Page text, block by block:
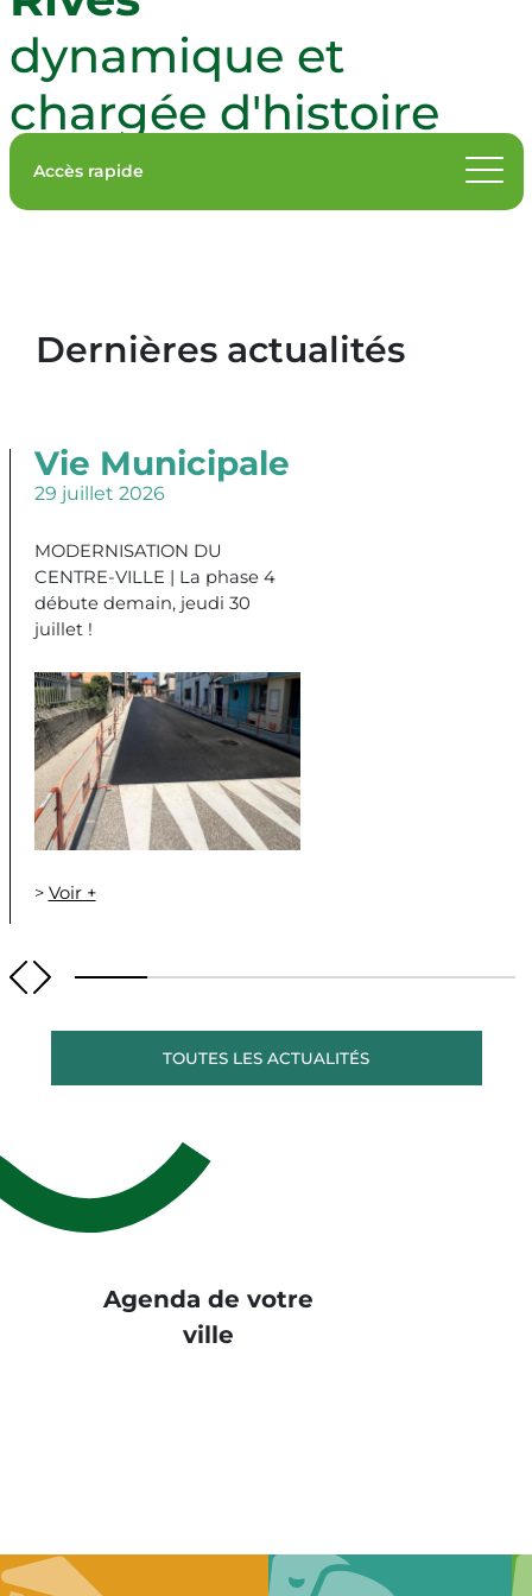
Publications
Médiathèque Albert Camus
Les associations éducatives et scolaires
Agenda
Contact
dynamique et
chargée d'histoire
Accès rapide
Dernières actualités
Vie Municipale
29 juillet 2026
MODERNISATION DU
CENTRE-VILLE | La phase 4
débute demain, jeudi 30
juillet !
> Voir +
TOUTES LES ACTUALITÉS
Agenda de votre
ville